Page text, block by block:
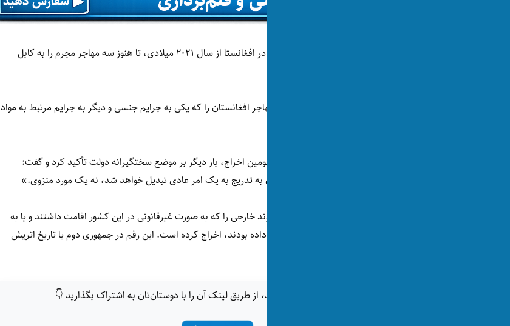
اتریش پس از روی کار آمدن مجدد گروه طالبان در افغانستا از سال ۲۰۲۱ میلادی، تا هنوز سه مهاجر مجرم را به کابل
این کشور در ماه‌های اکتوبر و نوامبر ۲۰۲۵ دو مهاجر افغانستان را که یکی به جرایم جنسی و دیگر به جرایم مرتبط به مواد
گرهارد کارنر، وزیر داخله اتریش پس از انجام سومین اخراج، بار دیگر بر موضع سختگیرانه دولت تأکید کرد و گفت:
«اخراج ادامه دارد. اخراج به سوریه و افغانستان به تدریج به یک امر عادی تبدیل خواهد شد، نه یک مورد منزوی.»
دولت اتریش در سال ۲۰۲۵ حدود ۱۴ هزار شهروند خارجی را که به صورت غیرقانونی در این کشور اقامت داشتند و یا به
دلیل ارتکاب جرایم، حق اقامت خود را از دست داده بودند، اخراج کرده است. این رقم در جمهوری دوم یا تاریخ اتریش
اگر این خبر برای شما جالب بود، از طریق لینک آن را با دوستان‌تان به اشتراک بگذارید 👇